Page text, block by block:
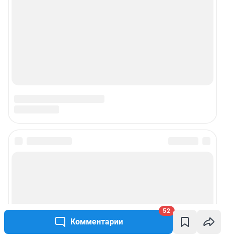
Комментарии
52